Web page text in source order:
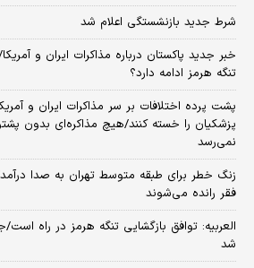
شرط جدید بازنشستگی اعلام شد
خبر جدید پاکستان درباره مذاکرات ایران و
تنگه هرمز ادامه دارد؟
پشت پرده اختلافات بر سر مذاکرات ایران و
پزشکیان را خسته کنند/هیچ مذاکره‌ای بدون
نمی‌رسد
زنگ خطر برای طبقه متوسط تهران به صدا
فقر رانده می‌شوند
شد